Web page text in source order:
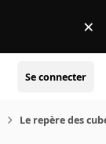
×
Se connecter
Le repère des